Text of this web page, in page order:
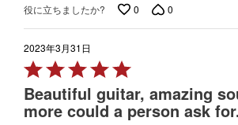
役に立ちましたか? 0 0
2023年3月31日
Rated
5
out
Beautiful guitar, amazing sound.
more could a person ask